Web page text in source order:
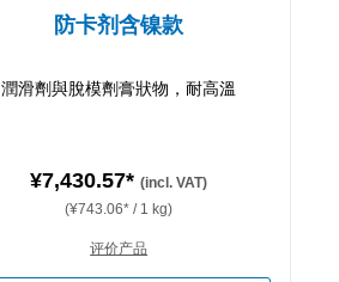
防卡剂含镍款
潤滑劑與脫模劑膏狀物，耐高溫
¥7,430.57*(incl. VAT)
(¥743.06* / 1 kg)
评价产品